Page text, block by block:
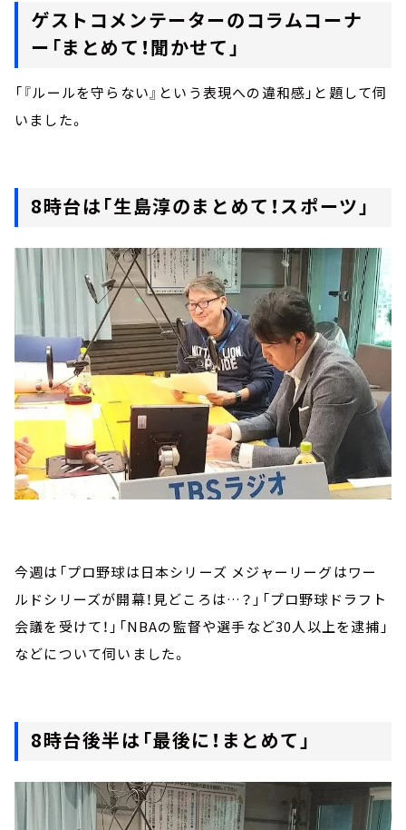
ゲストコメンテーターのコラムコーナ
ー「まとめて！聞かせて」
「『ルールを守らない』という表現への違和感」と題して伺
いました。
8時台は「生島淳のまとめて！スポーツ」
今週は「プロ野球は日本シリーズ メジャーリーグはワー
ルドシリーズが開幕！見どころは…？」「プロ野球ドラフト
会議を受けて！」「NBAの監督や選手など30人以上を逮捕」
などについて伺いました。
8時台後半は「最後に！まとめて」